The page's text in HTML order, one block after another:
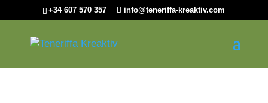
+34 607 570 357 info@teneriffa-kreaktiv.com